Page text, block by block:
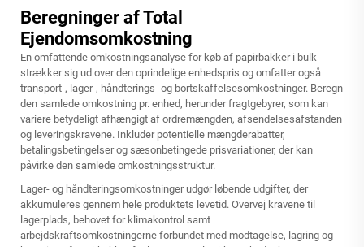
Beregninger af Total
Ejendomsomkostning
En omfattende omkostningsanalyse for køb af papirbakker i bulk
strækker sig ud over den oprindelige enhedspris og omfatter også
transport-, lager-, håndterings- og bortskaffelsesomkostninger. Beregn
den samlede omkostning pr. enhed, herunder fragtgebyrer, som kan
variere betydeligt afhængigt af ordremængden, afsendelsesafstanden
og leveringskravene. Inkluder potentielle mængderabatter,
betalingsbetingelser og sæsonbetingede prisvariationer, der kan
påvirke den samlede omkostningsstruktur.
Lager- og håndteringsomkostninger udgør løbende udgifter, der
akkumuleres gennem hele produktets levetid. Overvej kravene til
lagerplads, behovet for klimakontrol samt
arbejdskraftsomkostningerne forbundet med modtagelse, lagring og